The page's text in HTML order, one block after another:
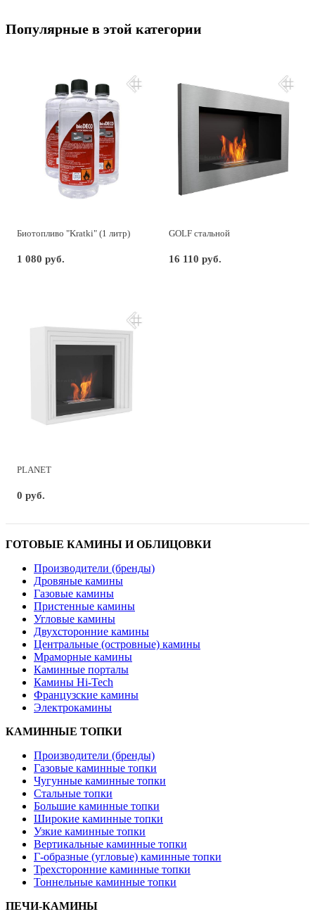
Популярные в этой категории
Биотопливо "Kratki" (1 литр)
1 080 руб.
GOLF стальной
16 110 руб.
PLANET
0 руб.
ГОТОВЫЕ КАМИНЫ И ОБЛИЦОВКИ
Производители (бренды)
Дровяные камины
Газовые камины
Пристенные камины
Угловые камины
Двухсторонние камины
Центральные (островные) камины
Мраморные камины
Каминные порталы
Камины Hi-Tech
Французские камины
Электрокамины
КАМИННЫЕ ТОПКИ
Производители (бренды)
Газовые каминные топки
Чугунные каминные топки
Стальные топки
Большие каминные топки
Широкие каминные топки
Узкие каминные топки
Вертикальные каминные топки
Г-образные (угловые) каминные топки
Трехсторонние каминные топки
Тоннельные каминные топки
ПЕЧИ-КАМИНЫ